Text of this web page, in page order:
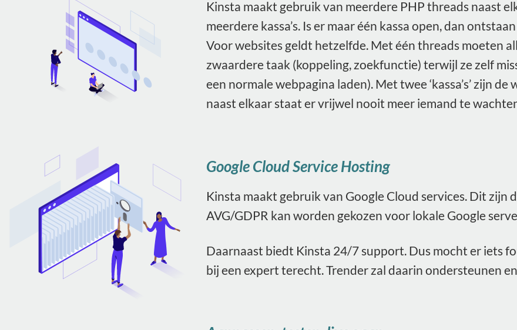
Kinsta maakt gebruik van meerdere PHP threads naast
meerdere kassa’s. Is er maar één kassa open, dan
Voor websites geldt hetzelfde. Met één threads moeten
zwaardere taak (koppeling, zoekfunctie) terwijl ze zelf
een normale webpagina laden). Met twee ‘kassa’s’ zijn
naast elkaar staat er vrijwel nooit meer iemand te
Google Cloud Service Hosting
Kinsta maakt gebruik van Google Cloud services. Dit
AVG/GDPR kan worden gekozen voor lokale Google
Daarnaast biedt Kinsta 24/7 support. Dus mocht er iets
bij een expert terecht. Trender zal daarin ondersteunen